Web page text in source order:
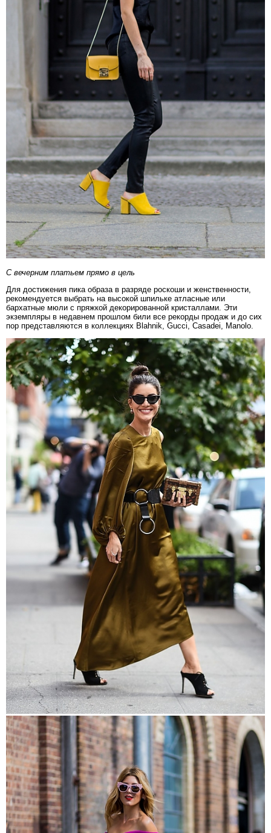
С вечерним платьем прямо в цель
Для достижения пика образа в разряде роскоши и женственности,
рекомендуется выбрать на высокой шпильке атласные или
бархатные мюли с пряжкой декорированной кристаллами. Эти
экземпляры в недавнем прошлом били все рекорды продаж и до сих
пор представляются в коллекциях Blahnik, Gucci, Casadei, Manolo.